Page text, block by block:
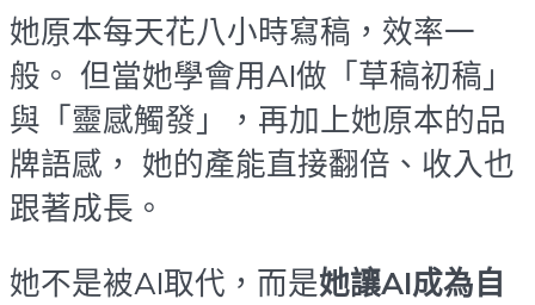
她原本每天花八小時寫稿，效率一
般。 但當她學會用AI做「草稿初稿」
與「靈感觸發」，再加上她原本的品
牌語感， 她的產能直接翻倍、收入也
跟著成長。
她不是被AI取代，而是她讓AI成為自